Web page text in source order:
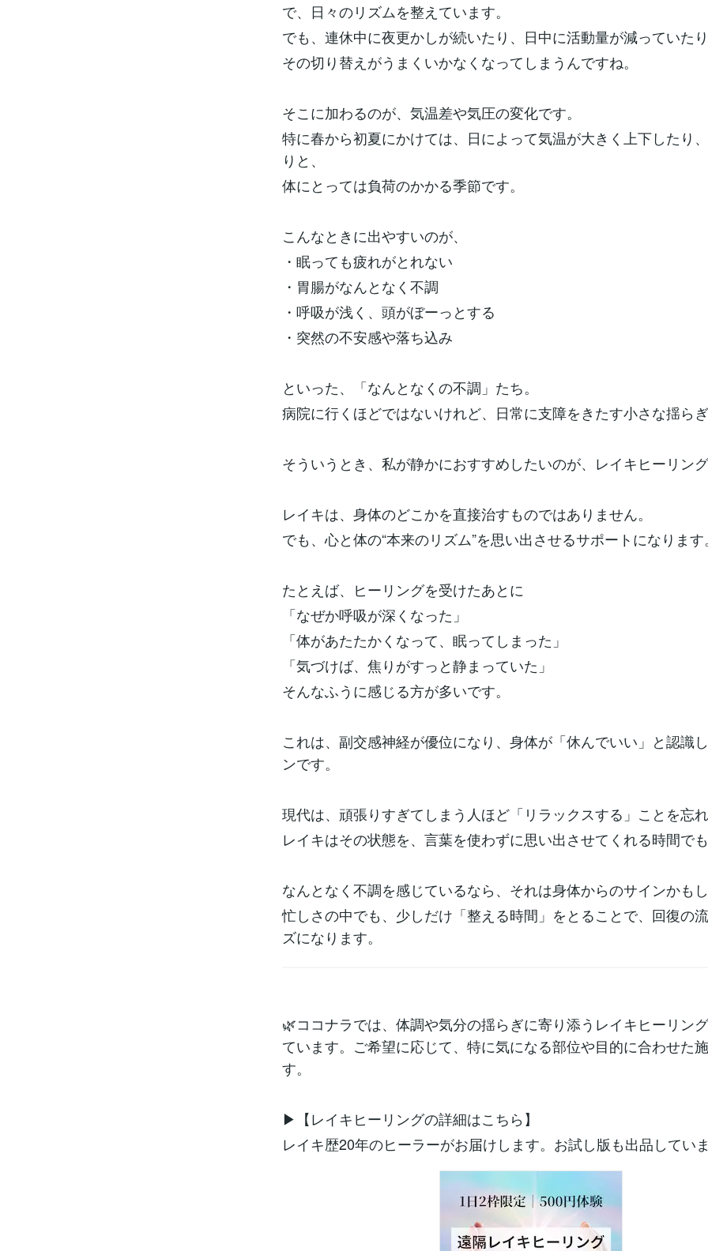
で、日々のリズムを整えています。
でも、連休中に夜更かしが続いたり、日中に活動量が減っていた
その切り替えがうまくいかなくなってしまうんですね。
そこに加わるのが、気温差や気圧の変化です。
特に春から初夏にかけては、日によって気温が大きく上下したり
りと、
体にとっては負荷のかかる季節です。
こんなときに出やすいのが、
・眠っても疲れがとれない
・胃腸がなんとなく不調
・呼吸が浅く、頭がぼーっとする
・突然の不安感や落ち込み
といった、「なんとなくの不調」たち。
病院に行くほどではないけれど、日常に支障をきたす小さな揺ら
そういうとき、私が静かにおすすめしたいのが、レイキヒーリン
レイキは、身体のどこかを直接治すものではありません。
でも、心と体の“本来のリズム”を思い出させるサポートになります
たとえば、ヒーリングを受けたあとに
「なぜか呼吸が深くなった」
「体があたたかくなって、眠ってしまった」
「気づけば、焦りがすっと静まっていた」
そんなふうに感じる方が多いです。
これは、副交感神経が優位になり、身体が「休んでいい」と認識
ンです。
現代は、頑張りすぎてしまう人ほど「リラックスする」ことを忘
レイキはその状態を、言葉を使わずに思い出させてくれる時間で
なんとなく不調を感じているなら、それは身体からのサインかも
忙しさの中でも、少しだけ「整える時間」をとることで、回復の
ズになります。
🌿ココナラでは、体調や気分の揺らぎに寄り添うレイキヒーリン
ています。ご希望に応じて、特に気になる部位や目的に合わせた
す。
▶【レイキヒーリングの詳細はこちら】
レイキ歴20年のヒーラーがお届けします。お試し版も出品してい